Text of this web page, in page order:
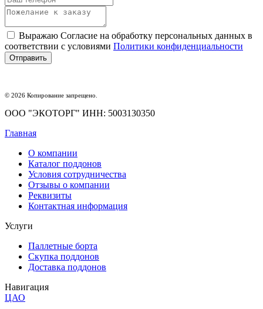
Выражаю Согласие на обработку персональных данных в
соответствии с условиями Политики конфиденциальности
© 2026 Копирование запрещено.
ООО "ЭКОТОРГ" ИНН: 5003130350
Главная
О компании
Каталог поддонов
Условия сотрудничества
Отзывы о компании
Реквизиты
Контактная информация
Услуги
Паллетные борта
Скупка поддонов
Доставка поддонов
Навигация
ЦАО